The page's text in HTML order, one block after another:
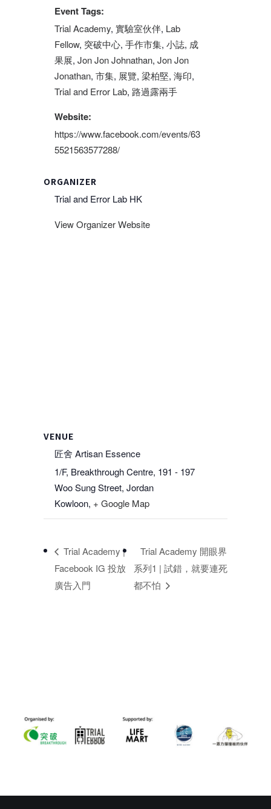
Event Tags:
Trial Academy, 實驗室伙伴, Lab
Fellow, 突破中心, 手作市集, 小誌, 成
果展, Jon Jon Johnathan, Jon Jon
Jonathan, 市集, 展覽, 梁柏堅, 海印,
Trial and Error Lab, 路過露兩手
Website:
https://www.facebook.com/events/63
5521563577288/
ORGANIZER
Trial and Error Lab HK
View Organizer Website
VENUE
匠舍 Artisan Essence
1/F, Breakthrough Centre, 191 - 197
Woo Sung Street, Jordan
Kowloon, + Google Map
Trial Academy |
Facebook IG 投放
廣告入門
Trial Academy 開眼界
系列1 | 試錯，就要連死
都不怕